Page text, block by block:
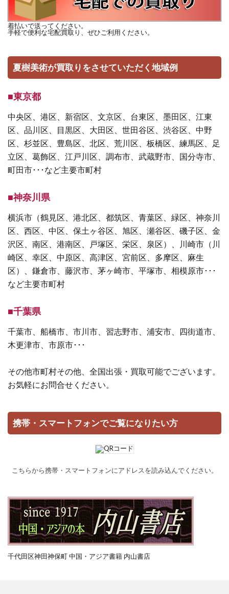
着払いで送ってください。
手軽で便利な宅配買取り、ぜひご利用ください。
夏樹美術が買取りをさせていただく地域例
■東京都
中央区、港区、新宿区、文京区、台東区、墨田区、江東
区、品川区、目黒区、大田区、世田谷区、渋谷区、中野
区、杉並区、豊島区、北区、荒川区、板橋区、練馬区、足
立区、葛飾区、江戸川区、調布市、武蔵野市、国分寺市、
町田市･･･など主要市町村
■神奈川県
横浜市（鶴見区、港北区、都筑区、青葉区、緑区、神奈川
区、西区、中区、保土ヶ谷区、旭区、瀬谷区、磯子区、金
沢区、南区、港南区、戸塚区、栄区、泉区）、川崎市（川
崎区、幸区、中原区、高津区、宮前区、多摩区、麻生
区）、鎌倉市、藤沢市、茅ヶ崎市、平塚市、相模原市･･･
など主要市町村
■千葉県
千葉市、船橋市、市川市、習志野市、浦安市、四街道市、
木更津市、市原市･･･
その他市町村その他、全国出張・買取可能でございます。
お気軽にお問合せください。
携帯・スマートフォンでご覧になりたい方
こちらから携帯・スマートフォンにアドレスを読み込んでください。
千代田区神田神保町 中国・アジア書籍 内山書店